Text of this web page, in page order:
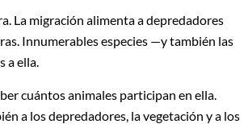
La migración alimenta a depredadores
Innumerables especies —y también las
a ella.
cuántos animales participan en ella.
a los depredadores, la vegetación y a los